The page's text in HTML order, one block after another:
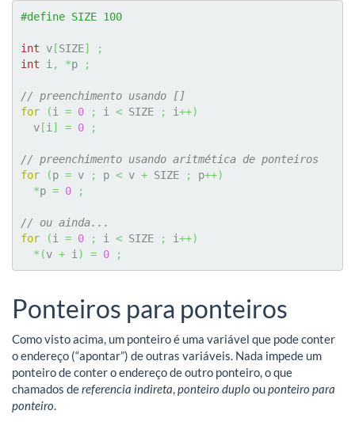
#define SIZE 100
int v [SIZE]
;
int i , *p ;
// preenchimento usando []
for
(i = 0 ; i < SIZE ; i++)
  v
[i ] = 0 ;
// preenchimento usando aritmética de ponteiros
for
(p = v ; p < v + SIZE ; p++)
*p = 0 ;
// ou ainda...
for
(i = 0 ; i < SIZE ; i++)
* (v + i ) = 0 ;
Ponteiros para ponteiros
Como visto acima, um ponteiro é uma variável que pode conter
o endereço (“apontar”) de outras variáveis. Nada impede um
ponteiro de conter o endereço de outro ponteiro, o que
chamados dereferencia indireta,ponteiro duplo ouponteiro para
ponteiro.